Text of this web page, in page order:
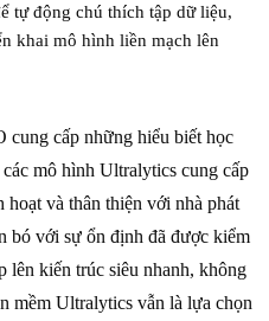
tự động chú thích tập dữ liệu,
khai mô hình liền mạch lên
cấp những hiểu biết học
mô hình Ultralytics cung cấp
và thân thiện với nhà phát
bó với sự ổn định đã được kiểm
lên kiến trúc siêu nhanh, không
mềm Ultralytics vẫn là lựa chọn